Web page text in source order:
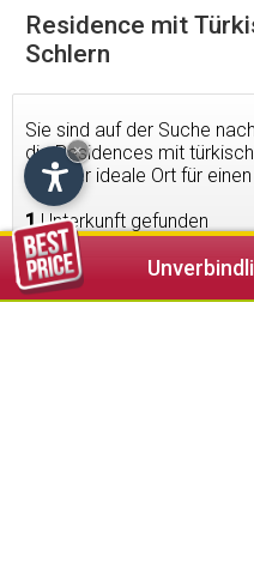
Residence mit
Schlern
Sie sind auf der Suche
die Residences mit
sind der ideale Ort für
1Unterkunft gefunden
×